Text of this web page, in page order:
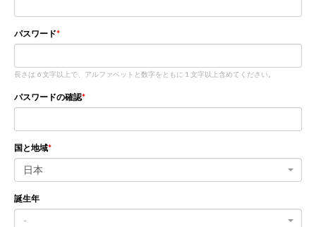
パスワード
長さは 6 文字以上で、アルファベットと数字をともに 1 文字以上含めてください。
パスワードの確認
国と地域
日本
誕生年
-